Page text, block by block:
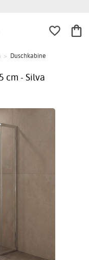
> Duschkabine
cm - Silva